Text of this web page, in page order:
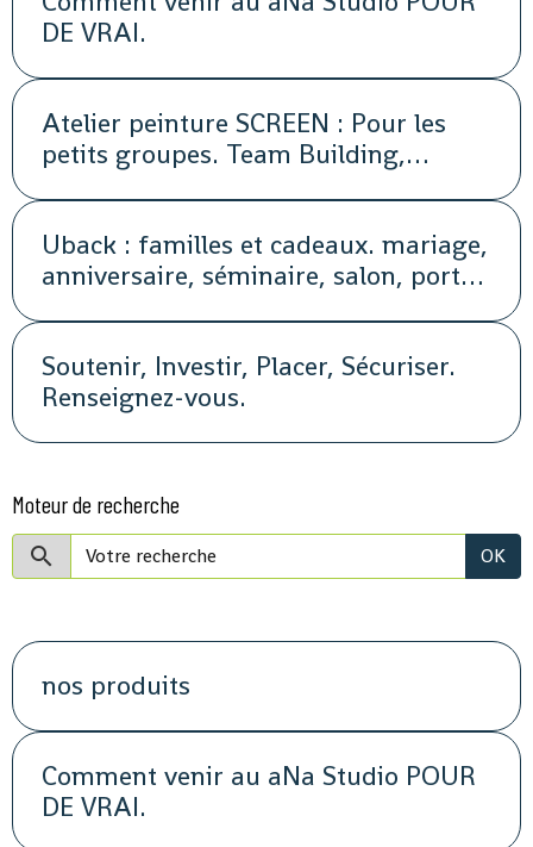
DE VRAI.
Atelier peinture SCREEN : Pour les
petits groupes. Team Building,
Uback : familles et cadeaux. mariage,
anniversaire, séminaire, salon, portes
Soutenir, Investir, Placer, Sécuriser.
Renseignez-vous.
Moteur de recherche
OK
nos produits
Comment venir au aNa Studio POUR
DE VRAI.